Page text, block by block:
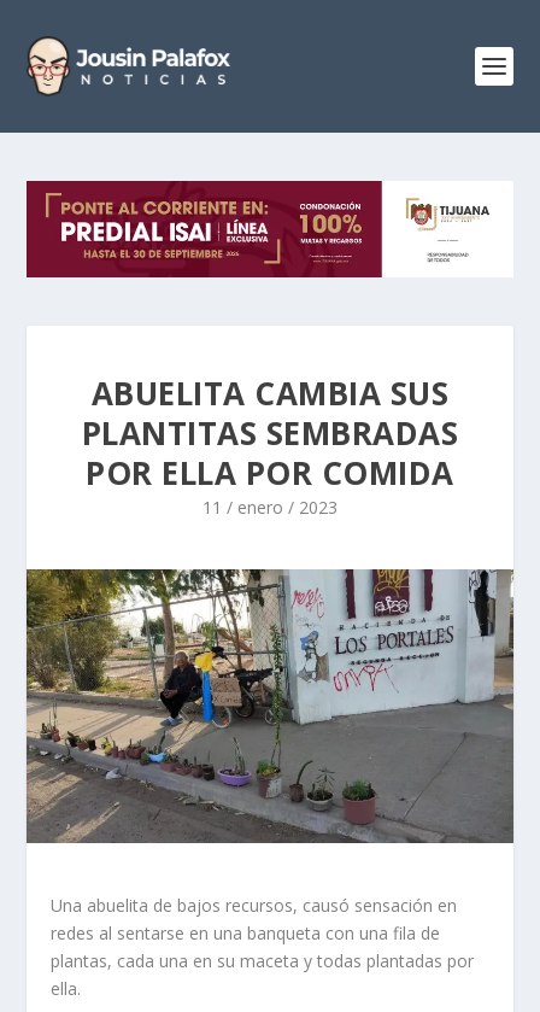
ABUELITA CAMBIA SUS
PLANTITAS SEMBRADAS
POR ELLA POR COMIDA
11 / enero / 2023
Una abuelita de bajos recursos, causó sensación en
redes al sentarse en una banqueta con una fila de
plantas, cada una en su maceta y todas plantadas por
ella.